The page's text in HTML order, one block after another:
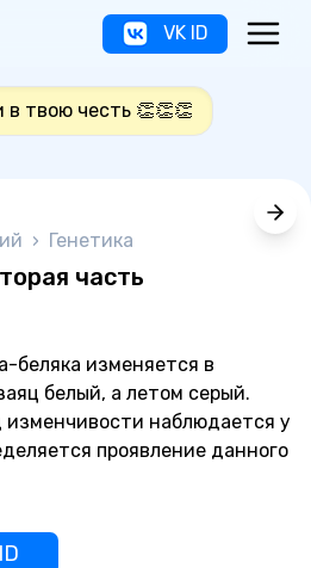
VK ID
в твою честь 👏👏👏
› Генетика
часть
беляка изменяется в
белый, а летом серый.
изменчивости наблюдается у
проявление данного